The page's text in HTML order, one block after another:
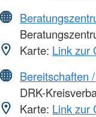
Karte: Link zur
Bereitschaften
DRK-
Karte: Link zur